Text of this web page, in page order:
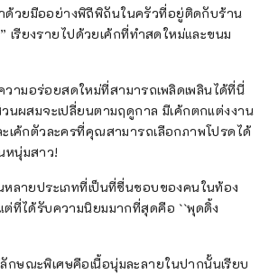
ด้วยมืออย่างพิถีพิถันในครัวที่อยู่ติดกับร้าน
เรียงรายไปด้วยเค้กที่ทำสดใหม่และขนม
ามอร่อยสดใหม่ที่สามารถเพลิดเพลินได้ที่นี่
นผสมจะเปลี่ยนตามฤดูกาล มีเค้กตกแต่งงาน
เค้กตัวละครที่คุณสามารถเลือกภาพโปรดได้
หนุ่มสาว!
หลายประเภทที่เป็นที่ชื่นชอบของคนในท้อง
ที่ได้รับความนิยมมากที่สุดคือ ``พุดดิ้ง
ษณะพิเศษคือเนื้อนุ่มละลายในปากนั้นเรียบ